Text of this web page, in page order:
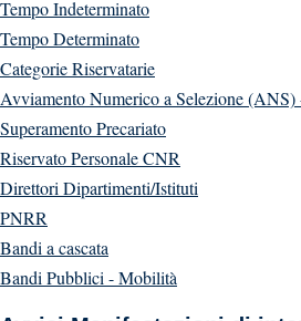
Tempo Indeterminato
Tempo Determinato
Categorie Riservatarie
Avviamento Numerico a Selezione (ANS)
Superamento Precariato
Riservato Personale CNR
Direttori Dipartimenti/Istituti
PNRR
Bandi a cascata
Bandi Pubblici - Mobilità